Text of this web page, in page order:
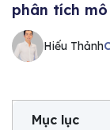
phân tích
Hiếu Thảnh
Mục lục